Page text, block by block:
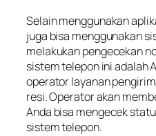
Selain menggunakan
juga bisa menggunakan
melakukan pengecekan
sistem telepon ini adalah
operator layanan
resi. Operator akan
Anda bisa mengecek
sistem telepon.